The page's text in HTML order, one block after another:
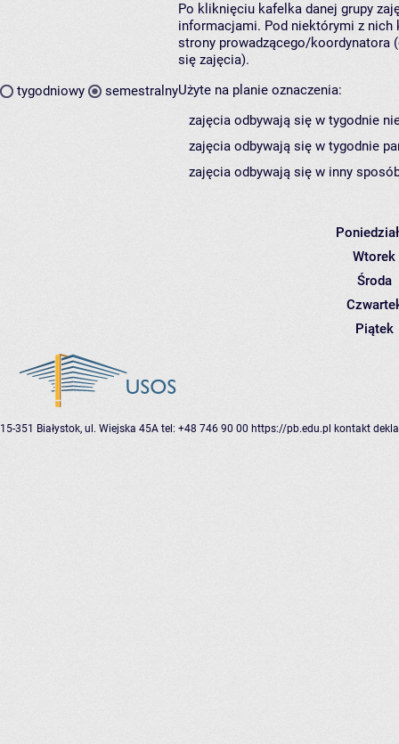
tygodniowy semestralny
Po kliknięciu kafelka danej grupy
informacjami. Pod niektórymi z nich
strony prowadzącego/koordynatora
się zajęcia).
Użyte na planie oznaczenia:
zajęcia odbywają się w tygodnie
zajęcia odbywają się w tygodnie
zajęcia odbywają się w inny
Wtorek
Środa
Piątek
15-351 Białystok, ul. Wiejska 45A tel: +48 746 90 00 https://pb.edu.pl kontakt